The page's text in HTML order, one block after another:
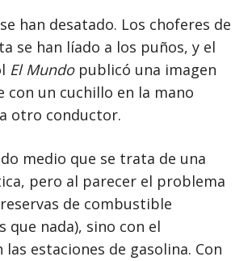
han desatado. Los choferes de
se han líado a los puños, y el
El Mundopublicó una imagen
con un cuchillo en la mano
otro conductor.
medio que se trata de una
pero al parecer el problema
de combustible
que nada), sino con el
estaciones de gasolina. Con